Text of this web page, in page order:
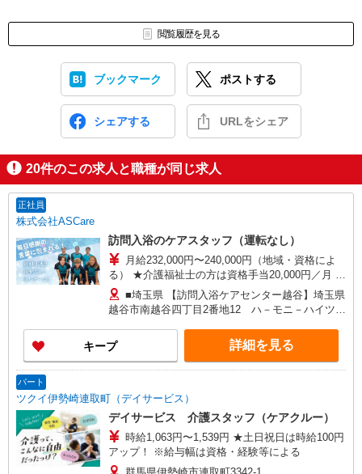
閲覧履歴を見る
ブックマーク ポストする
シェアする URLをシェア
20件のこの求人と職種が同じ求人
正社員
株式会社ASCare
訪問入浴のケアスタッフ（運転なし）
月給232,000円〜240,000円（地域・資格によ
る） ★介護福祉士の方は資格手当20,000円／月 別
途交通費支給（30,000円上限／月） 別途残業手当
（月平均残業時間15時間）残業代全額支給
■埼玉県 【訪問入浴ケアセンター越谷】埼玉県
越谷市南越谷四丁目2番地12 ハ－モニ－ハイツ第
丁目4番地1 高橋店舗 【在宅介護センター川越】
埼玉県川越市富士見町9番地2 サンホワイト富士
見101号室 【在宅介護センター戸田】埼玉県戸田
センター加須】埼玉県加須市花崎一丁目23番地10
■群馬県 【在宅介護センター伊勢崎】群馬県伊勢
崎市太田町557番地4 アークヒル101号室
キープ 詳細を見る
パート
ツクイ伊勢崎連取町（デイサービス）
デイサービス 介護スタッフ（ケアクルー）
時給1,063円〜1,539円 ★土日祝日は時給100円
アップ！ ※給与幅は資格・経験等による